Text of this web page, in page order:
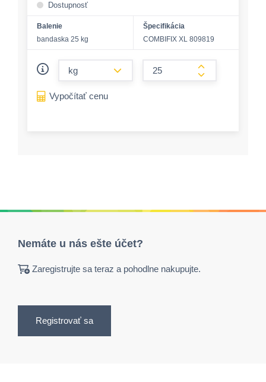
Dostupnosť
Balenie
bandaska 25 kg
Špecifikácia
COMBIFIX XL 809819
form.increase-
Vypočítať cenu
Nemáte u nás ešte účet?
Zaregistrujte sa teraz a pohodlne nakupujte.
Registrovať sa